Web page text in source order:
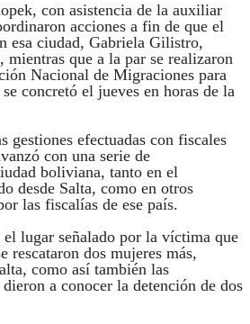
con asistencia de la auxiliar
acciones a fin de que el
esa ciudad, Gabriela Gilistro,
mientras que a la par se realizaron
Nacional de Migraciones para
concretó el jueves en horas de la
gestiones efectuadas con fiscales
con una serie de
boliviana, tanto en el
desde Salta, como en otros
las fiscalías de ese país.
lugar señalado por la víctima que
rescataron dos mujeres más,
como así también las
a conocer la detención de dos